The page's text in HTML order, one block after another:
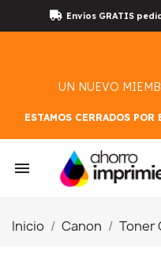
Envíos GRATIS
UN NUEVO
ESTAMOS CERRADOS
Inicio Canon Toner